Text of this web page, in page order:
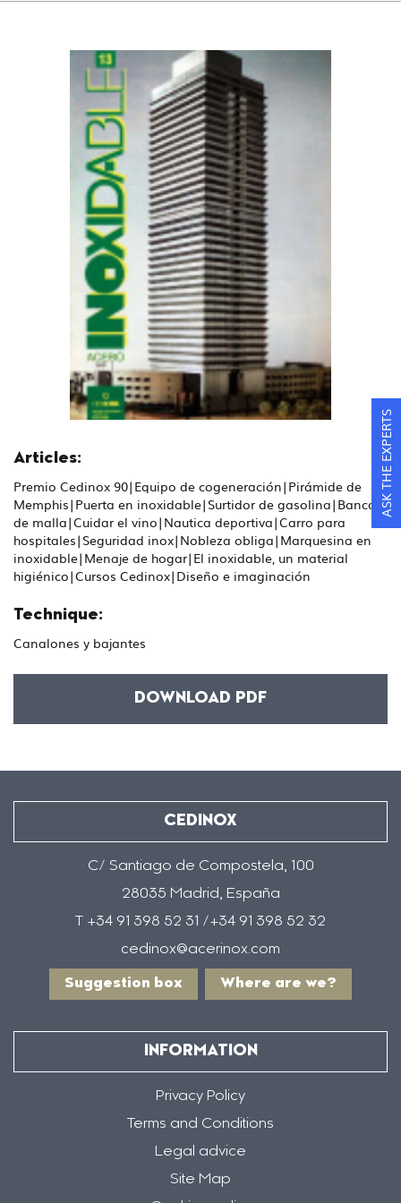
Articles:
Premio Cedinox 90|Equipo de cogeneración|Pirámide de
Memphis|Puerta en inoxidable|Surtidor de gasolina|Banco
de malla|Cuidar el vino|Nautica deportiva|Carro para
hospitales|Seguridad inox|Nobleza obliga|Marquesina en
inoxidable|Menaje de hogar|El inoxidable, un material
higiénico|Cursos Cedinox|Diseño e imaginación
Technique:
Canalones y bajantes
DOWNLOAD PDF
CEDINOX
C/ Santiago de Compostela, 100
28035 Madrid, España
T +34 91 398 52 31 /+34 91 398 52 32
cedinox@acerinox.com
Suggestion box Where are we?
INFORMATION
Privacy Policy
Terms and Conditions
Legal advice
Site Map
ASK THE EXPERTS